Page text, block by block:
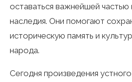
оставаться важнейшей частью
наследия. Они помогают
историческую память и
народа.
Сегодня произведения